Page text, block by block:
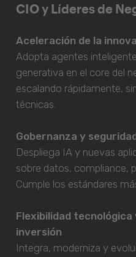
CIO y Líderes de
Aceleración de la
Adopta agentes
generativa en el core del
escalando rápidamente,
técnicas.
Gobernanza y
Despliega IA y nuevas
sobre datos, compliance,
Cumple los estándares
Flexibilidad
inversión
Integra, moderniza y